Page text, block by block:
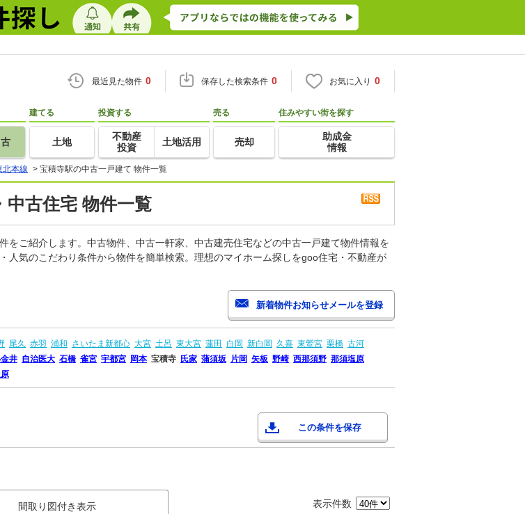
最近見た物件 0 保存した検索条件 0 お気に入り 0
建てる
土地
投資する
不動産
投資
土地活用
売る
売却
住みやすい街を探す
助成金
情報
北本線 > 宝積寺駅の中古一戸建て 物件一覧
中古住宅 物件一覧
ご紹介します。中古物件、中古一軒家、中古建売住宅などの中古一戸建て物件情報を
人気のこだわり条件から物件を簡単検索。理想のマイホーム探しをgoo住宅・不動産が
尾久 赤羽 浦和 さいたま新都心 大宮 土呂 東大宮 蓮田 白岡 新白岡 久喜 東鷲宮 栗橋 古河
井 自治医大 石橋 雀宮 宇都宮 岡本 宝積寺 氏家 蒲須坂 片岡 矢板 野崎 西那須野 那須塩原
この条件を保存
間取り図付き表示 表示件数